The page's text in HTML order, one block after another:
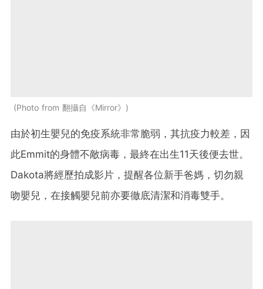
Photo from 翻攝自《Mirror》
由於初生嬰兒的免疫系統非常脆弱，其抗疫力較差，因
此Emmit的身體不敵病毒，最終在出生11天後便去世。
Dakota將經歷拍成影片，提醒各位新手爸媽，切勿親
吻嬰兒，在接觸嬰兒前亦要徹底清潔和消毒雙手。